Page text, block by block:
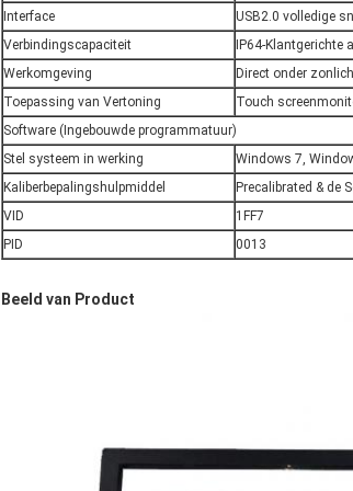
Interface
USB2.0 volledige
Verbindingscapaciteit
IP64-Klantgerichte
Werkomgeving
Direct onder
Toepassing van Vertoning
Touch
Software (Ingebouwde programmatuur)
Stel systeem in werking
Windows 7,
Kaliberbepalingshulpmiddel
Precalibrated & de
VID
1FF7
PID
0013
Beeld van Product